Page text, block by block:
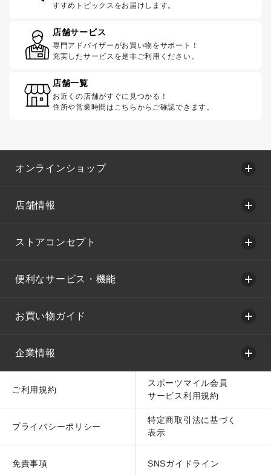
すすめトピックスをお届けします。
店舗サービス
専門アドバイザーがお買い物をサポート！
充実したサービスを是非ご利用ください。
店舗一覧
お近くの店舗がすぐに見つかる！
住所や営業時間はこちらからご確認できます。
オンラインショップ
店舗情報
ストアコンセプト
便利なサービス・機能
お買い物ガイド
企業情報
ご利用規約
スポーツマイル会員
サービス利用規約
プライバシーポリシー
特定商取引法に基づく
表示
免責事項 SNSガイドライン